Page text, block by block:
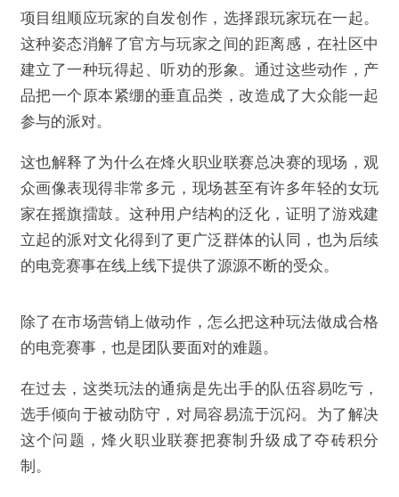
项目组顺应玩家的自发创作，选择跟玩家玩在一起。
这种姿态消解了官方与玩家之间的距离感，在社区中
建立了一种玩得起、听劝的形象。通过这些动作，产
品把一个原本紧绷的垂直品类，改造成了大众能一起
参与的派对。
这也解释了为什么在烽火职业联赛总决赛的现场，观
众画像表现得非常多元，现场甚至有许多年轻的女玩
家在摇旗擂鼓。这种用户结构的泛化，证明了游戏建
立起的派对文化得到了更广泛群体的认同，也为后续
的电竞赛事在线上线下提供了源源不断的受众。
除了在市场营销上做动作，怎么把这种玩法做成合格
的电竞赛事，也是团队要面对的难题。
在过去，这类玩法的通病是先出手的队伍容易吃亏，
选手倾向于被动防守，对局容易流于沉闷。为了解决
这个问题，烽火职业联赛把赛制升级成了夺砖积分
制。